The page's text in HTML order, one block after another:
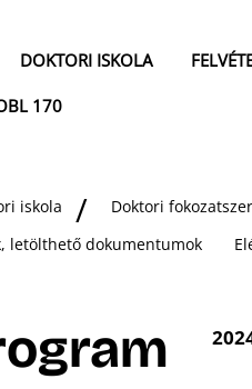
DOKTORI ISKOLA
170
iskola Doktori
letölthető dokumentumok